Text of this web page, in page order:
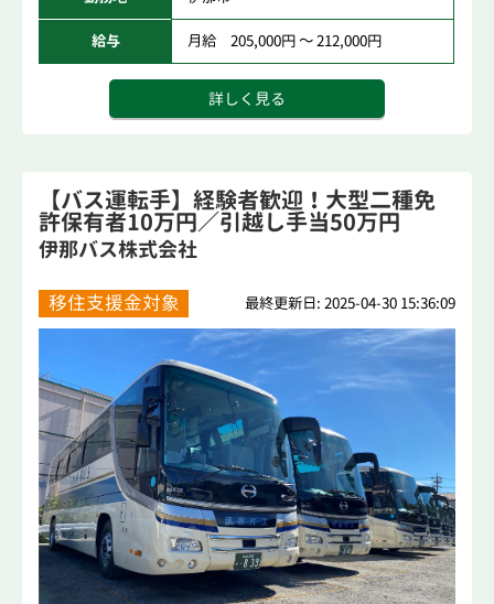
給与 月給 205,000円 ～ 212,000円
詳しく見る
【バス運転手】経験者歓迎！大型二種免
許保有者10万円／引越し手当50万円
伊那バス株式会社
移住支援金対象 最終更新日: 2025-04-30 15:36:09